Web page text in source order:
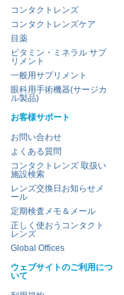
コンタクトレンズ
コンタクトレンズケア
目薬
ビタミン・ミネラル サプ
リメント
一般用サプリメント
眼科用手術機器(サージカ
ル製品)
お客様サポート
お問い合わせ
よくある質問
コンタクトレンズ 取扱い
施設検索
レンズ交換日お知らせメ
ール
定期検査メモ＆メール
正しく使おうコンタクト
レンズ
Global Offices
ウェブサイトのご利用につ
いて